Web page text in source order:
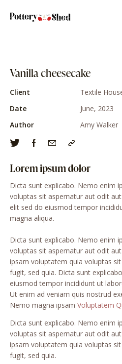
Vanilla cheesecake
Client
Textile
Date
June, 2023
Author
Amy Walker
Lorem ipsum dolor
Dicta sunt explicabo. Nemo enim
voluptas sit aspernatur aut odit
elit sed do eiusmod tempor
magna aliqua.
Dicta sunt explicabo. Nemo enim
voluptas sit aspernatur aut odit
ipsam voluptatem quia voluptas
fugit, sed quia. Dicta sunt
eiusmod tempor incididunt ut
Ut enim ad veniam quis nostrud
Nemo magna ipsam Voluptatem
Dicta sunt explicabo. Nemo enim
voluptas sit aspernatur aut odit
ipsam voluptatem quia voluptas
fugit, sed quia.